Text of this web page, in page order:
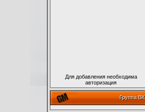
Для добавления необходима
авторизация
Группа ВК